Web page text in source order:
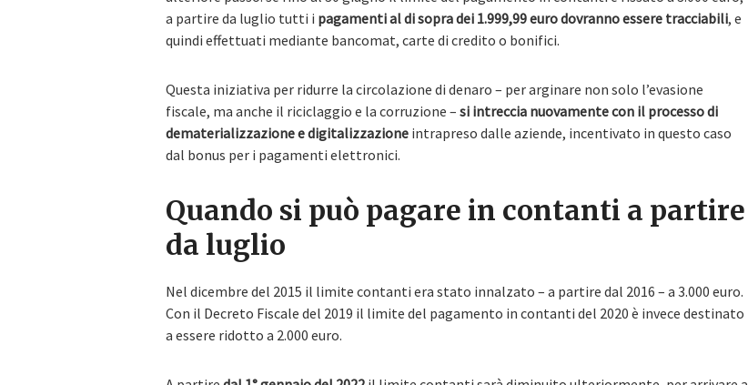
a partire da luglio tutti i pagamenti al di sopra dei 1.999,99 euro dovranno essere tracciabili, e
quindi effettuati mediante bancomat, carte di credito o bonifici.
Questa iniziativa per ridurre la circolazione di denaro – per arginare non solo l’evasione
fiscale, ma anche il riciclaggio e la corruzione – si intreccia nuovamente con il processo di
dematerializzazione e digitalizzazione intrapreso dalle aziende, incentivato in questo caso
dal bonus per i pagamenti elettronici.
Quando si può pagare in contanti a partire
da luglio
Nel dicembre del 2015 il limite contanti era stato innalzato – a partire dal 2016 – a 3.000 euro.
Con il Decreto Fiscale del 2019 il limite del pagamento in contanti del 2020 è invece destinato
a essere ridotto a 2.000 euro.